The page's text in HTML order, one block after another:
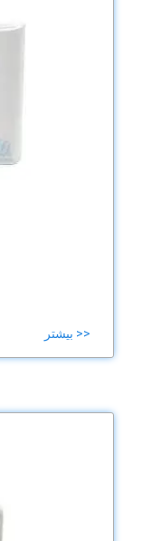
بیشتر >>